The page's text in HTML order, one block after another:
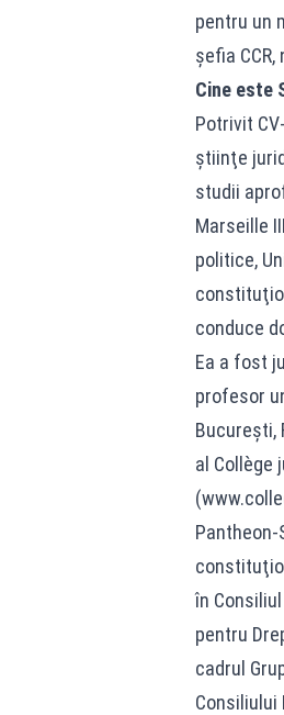
pentru un
şefia
Cine este
Potrivit
ştiinţe
studii
Marseille
politice,
conduce
Ea a fost
profesor
Bucureşti,
al Collège
în
pentru
cadrul
Consiliului